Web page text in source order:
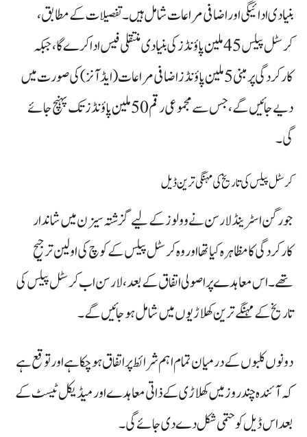
بنیادی ادائیگی اور اضافی مراعات شامل ہیں۔ تفصیلات کے مطابق،
کرسٹل پیلس 45 ملین پاؤنڈز کی بنیادی منتقلی فیس ادا کرے گا، جبکہ
کارکردگی پر مبنی 5 ملین پاؤنڈز اضافی مراعات (ایڈ آنز) کی صورت میں
دیے جائیں گے، جس سے مجموعی رقم 50 ملین پاؤنڈز تک پہنچ جائے
گی۔
کرسٹل پیلس کی تاریخ کی مہنگی ترین ڈیل
جورگن اسٹرینڈ لارسن نے وولوز کے لیے گزشتہ سیزن میں شاندار
کارکردگی کا مظاہرہ کیا تھا اور وہ کرسٹل پیلس کے کوچ کی اولین ترجیح
تھے۔ اس معاہدے پر اصولی اتفاق کے بعد، لارسن اب کرسٹل پیلس کی
تاریخ کے مہنگے ترین کھلاڑیوں میں شامل ہو جائیں گے۔
دونوں کلبوں کے درمیان تمام اہم شرائط پر اتفاق ہو چکا ہے اور توقع ہے
کہ آئندہ چند روز میں کھلاڑی کے ذاتی معاہدے اور میڈیکل ٹیسٹ کے
بعد اس ڈیل کو حتمی شکل دے دی جائے گی۔